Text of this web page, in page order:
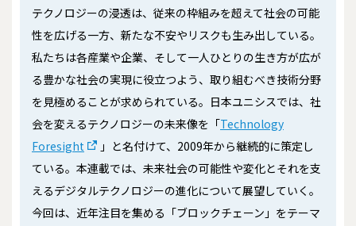
テクノロジーの浸透は、従来の枠組みを超えて社会の可能
性を広げる一方、新たな不安やリスクも生み出している。
私たちは各産業や企業、そして一人ひとりの生き方が広が
る豊かな社会の実現に役立つよう、取り組むべき技術分野
を見極めることが求められている。日本ユニシスでは、社
会を変えるテクノロジーの未来像を「Technology
Foresight
」と名付けて、2009年から継続的に策定し
ている。本連載では、未来社会の可能性や変化とそれを支
えるデジタルテクノロジーの進化について展望していく。
今回は、近年注目を集める「ブロックチェーン」をテーマ